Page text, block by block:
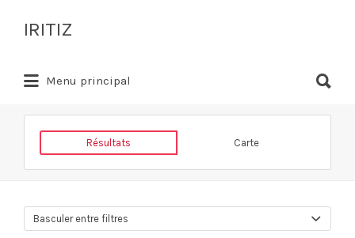
IRITIZ
Annuaire des professionnels à
Menu principal
Résultats Carte
Basculer entre filtres